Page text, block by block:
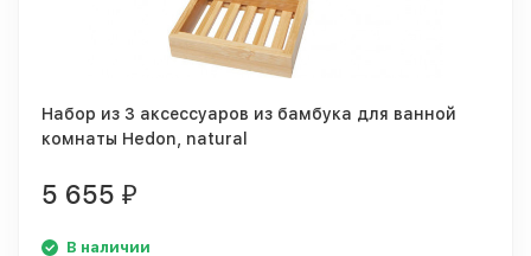
Набор из 3 аксессуаров из бамбука для ванной
комнаты Hedon, natural
5 655 ₽
В наличии